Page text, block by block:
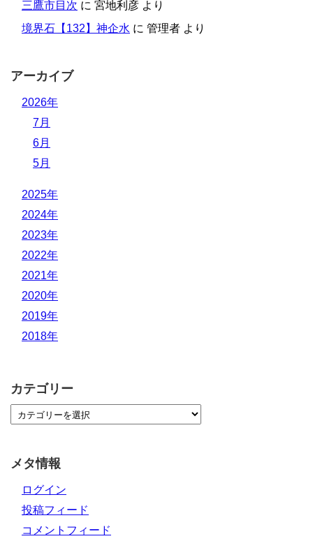
三鷹市目次 に 宮地利彦 より
境界石【132】神企水 に 管理者 より
アーカイブ
2026年
7月
6月
5月
2025年
2024年
2023年
2022年
2021年
2020年
2019年
2018年
カテゴリー
メタ情報
ログイン
投稿フィード
コメントフィード